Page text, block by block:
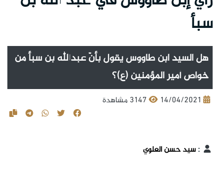
سبأ
هل السيد ابن طاووس يقول بأنّ عبدالله بن سبأ من
خواص أمير المؤمنين (ع)؟
14/04/2021 3147 مشاهدة
:سيد حسن العلوي